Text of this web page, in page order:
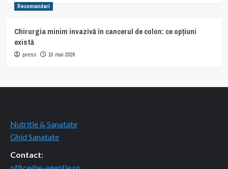
Recomandari
Chirurgia minim invazivă în cancerul de colon: ce opțiuni
există
press 10 mai 2026
Nutritie & Sanatate
Ghid Sanatate
Contact: